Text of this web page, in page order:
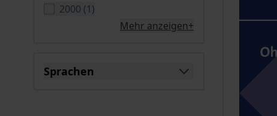
2000 (1verfügbare Produkte
)
Mehr anzeigen+
Sprachen